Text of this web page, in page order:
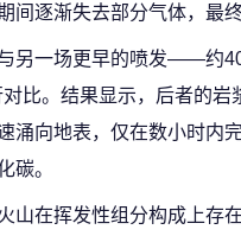
间逐渐失去部分气体，最
另一场更早的喷发——约
比。结果显示，后者的
涌向地表，仅在数小时内
碳。
山在挥发性组分构成上存